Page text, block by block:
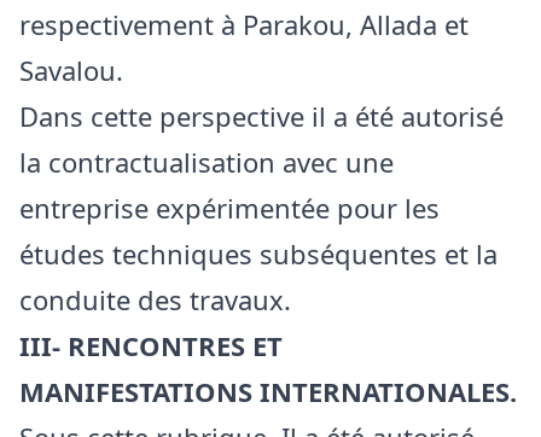
respectivement à Parakou, Allada et
Savalou.
Dans cette perspective il a été autorisé
la contractualisation avec une
entreprise expérimentée pour les
études techniques subséquentes et la
conduite des travaux.
III- RENCONTRES ET
MANIFESTATIONS INTERNATIONALES.